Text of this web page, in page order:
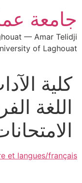
جامعة
— Amar Telidji
of Laghouat
كلية
اللغة
et langues/français